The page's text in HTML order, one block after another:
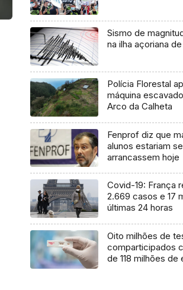
Sismo de
na ilha açoriana
Polícia Florestal
máquina
Arco da Calheta
Fenprof diz que
alunos estariam
arrancassem hoje
Covid-19: França
2.669 casos e 17
últimas 24 horas
Oito milhões de
comparticipados
de 118 milhões de